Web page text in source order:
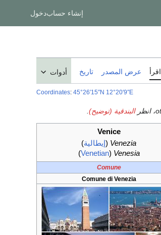
إنشاء حسابدخول
اقرأ عرض المصدر تاريخ أدوات
Coordinates: 45°26′15″N 12°20′9″E
البندقية (توضيح)
Venice
Venezia
(إيطالية)
Venesia
(
Venetian
)
Comune
Comune di Venezia